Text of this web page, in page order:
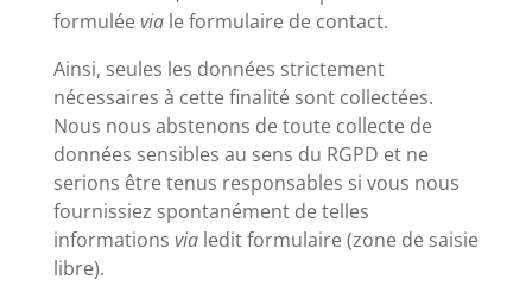
formulée viale formulaire de contact.
Ainsi, seules les données strictement
nécessaires à cette finalité sont collectées.
Nous nous abstenons de toute collecte de
données sensibles au sens du RGPD et ne
serions être tenus responsables si vous nous
fournissiez spontanément de telles
informations vialedit formulaire (zone de saisie
libre).